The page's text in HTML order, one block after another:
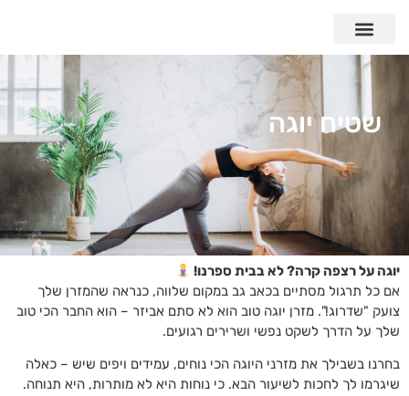
שטיח יוגה
יוגה על רצפה קרה? לא בבית ספרנו!
אם כל תרגול מסתיים בכאב גב במקום שלווה, כנראה שהמזרן שלך
צועק "שדרוג!". מזרן יוגה טוב הוא לא סתם אביזר – הוא החבר הכי טוב
שלך על הדרך לשקט נפשי ושרירים רגועים.
בחרנו בשבילך את מזרני היוגה הכי נוחים, עמידים ויפים שיש – כאלה
שיגרמו לך לחכות לשיעור הבא. כי נוחות היא לא מותרות, היא תנוחה.